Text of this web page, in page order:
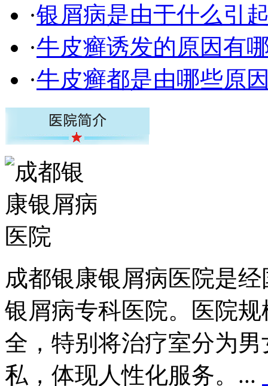
·银屑病是由于什么引
·牛皮癣诱发的原因有
·牛皮癣都是由哪些原
成都银康银屑病医院是
银屑病专科医院。医院
全，特别将治疗室分为
私，体现人性化服务。...